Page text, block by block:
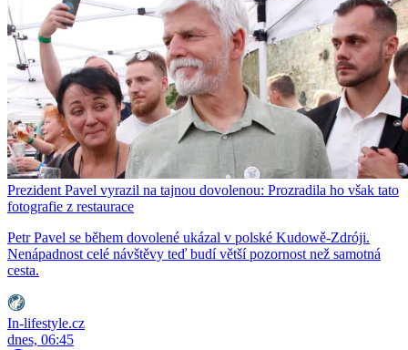
Prezident Pavel vyrazil na tajnou dovolenou: Prozradila ho však tato
fotografie z restaurace
Petr Pavel se během dovolené ukázal v polské Kudowě-Zdróji.
Nenápadnost celé návštěvy teď budí větší pozornost než samotná
cesta.
In-lifestyle.cz
dnes, 06:45